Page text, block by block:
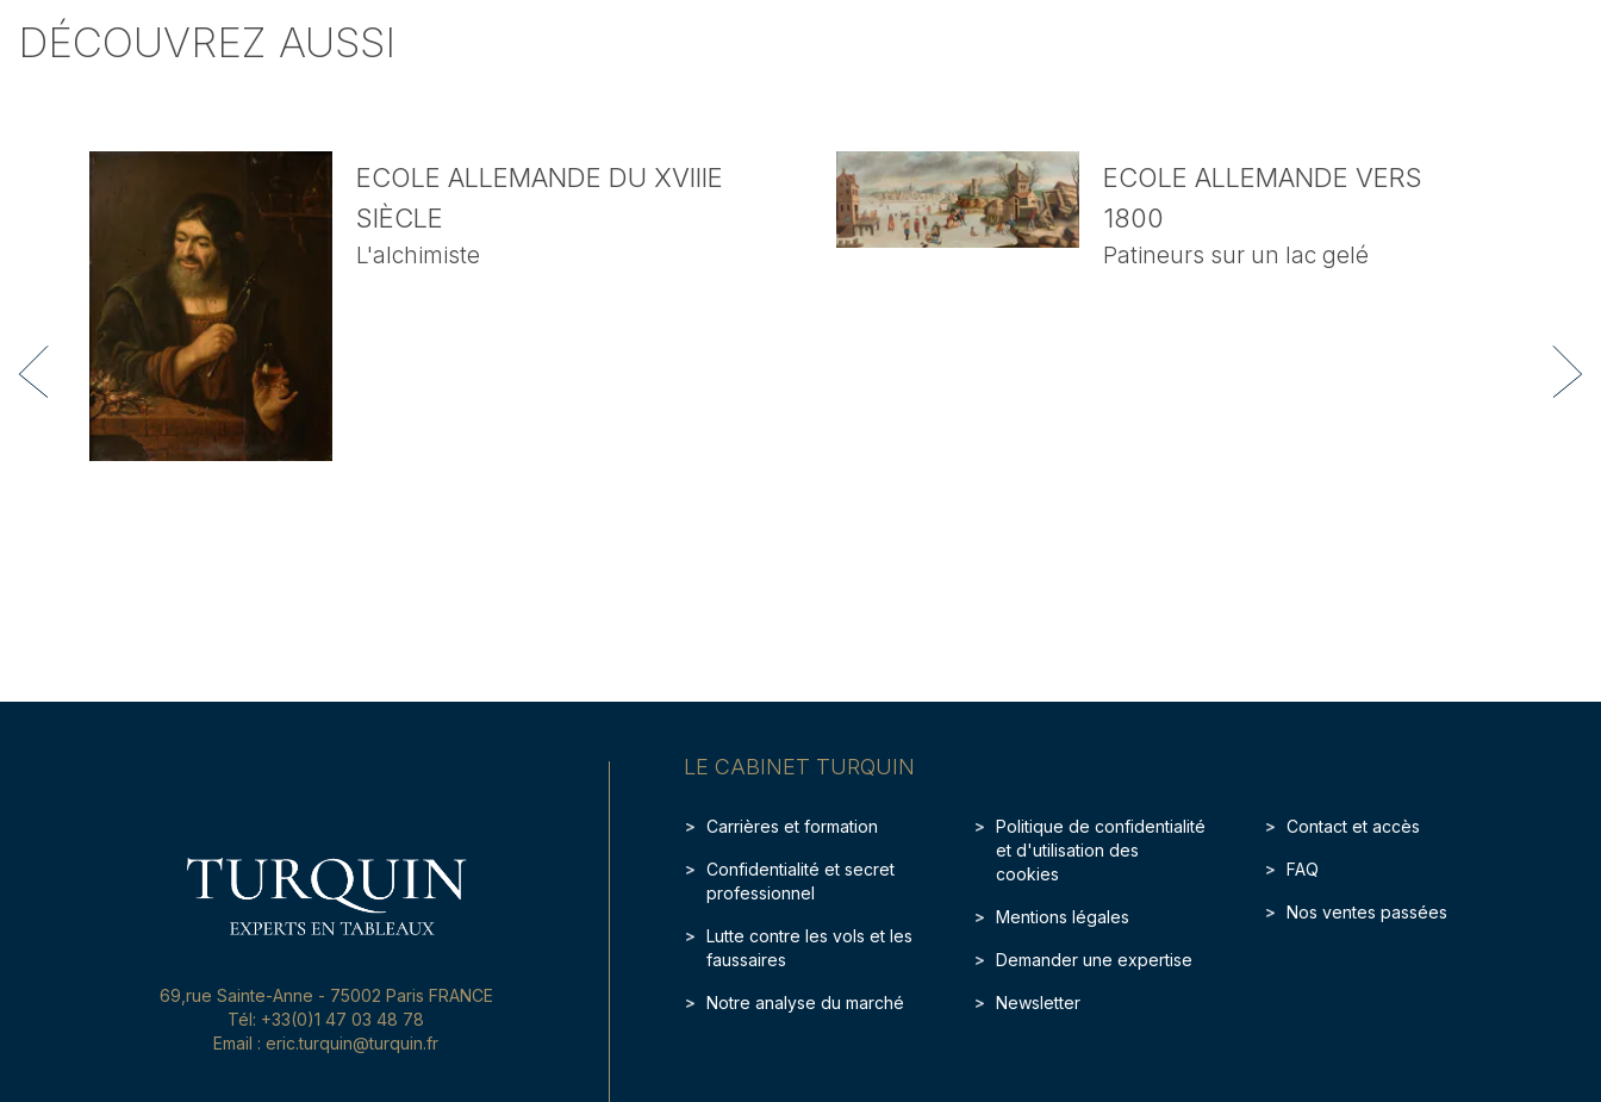
DÉCOUVREZ AUSSI
ECOLE ALLEMANDE DU XVIIIE
SIÈCLE
L'alchimiste
ECOLE ALLEMANDE VERS
1800
Patineurs sur un lac gelé
LE CABINET TURQUIN
Carrières et formation
Confidentialité et secret
professionnel
Lutte contre les vols et les
faussaires
Notre analyse du marché
Politique de confidentialité
et d'utilisation des
cookies
Mentions légales
Demander une expertise
Newsletter
Contact et accès
FAQ
Nos ventes passées
69,rue Sainte-Anne - 75002 Paris FRANCE
Tél: +33(0)1 47 03 48 78
Email : eric.turquin@turquin.fr